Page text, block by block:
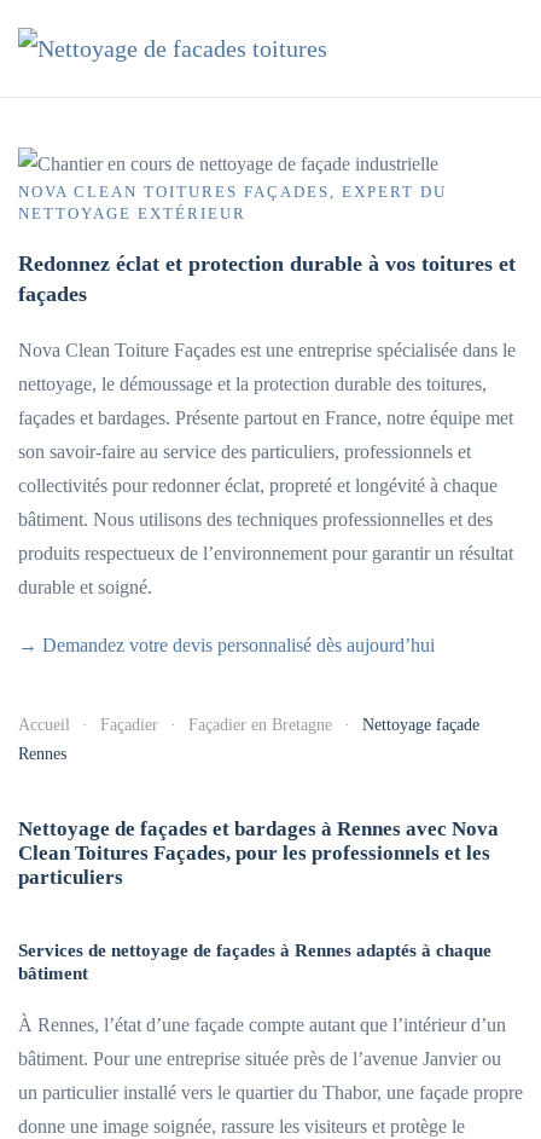
Accéder au contenu principal
NOVA CLEAN TOITURES FAÇADES, EXPERT DU
NETTOYAGE EXTÉRIEUR
Redonnez éclat et protection durable à vos toitures et
façades
Nova Clean Toiture Façades est une entreprise spécialisée dans le
nettoyage, le démoussage et la protection durable des toitures,
façades et bardages. Présente partout en France, notre équipe met
son savoir-faire au service des particuliers, professionnels et
collectivités pour redonner éclat, propreté et longévité à chaque
bâtiment. Nous utilisons des techniques professionnelles et des
produits respectueux de l’environnement pour garantir un résultat
durable et soigné.
→ Demandez votre devis personnalisé dès aujourd’hui
Accueil Façadier Façadier en Bretagne
Nettoyage façade
Rennes
Nettoyage de façades et bardages à Rennes avec Nova
Clean Toitures Façades, pour les professionnels et les
particuliers
Services de nettoyage de façades à Rennes adaptés à chaque
bâtiment
À Rennes, l’état d’une façade compte autant que l’intérieur d’un
bâtiment. Pour une entreprise située près de l’avenue Janvier ou
un particulier installé vers le quartier du Thabor, une façade propre
donne une image soignée, rassure les visiteurs et protège le